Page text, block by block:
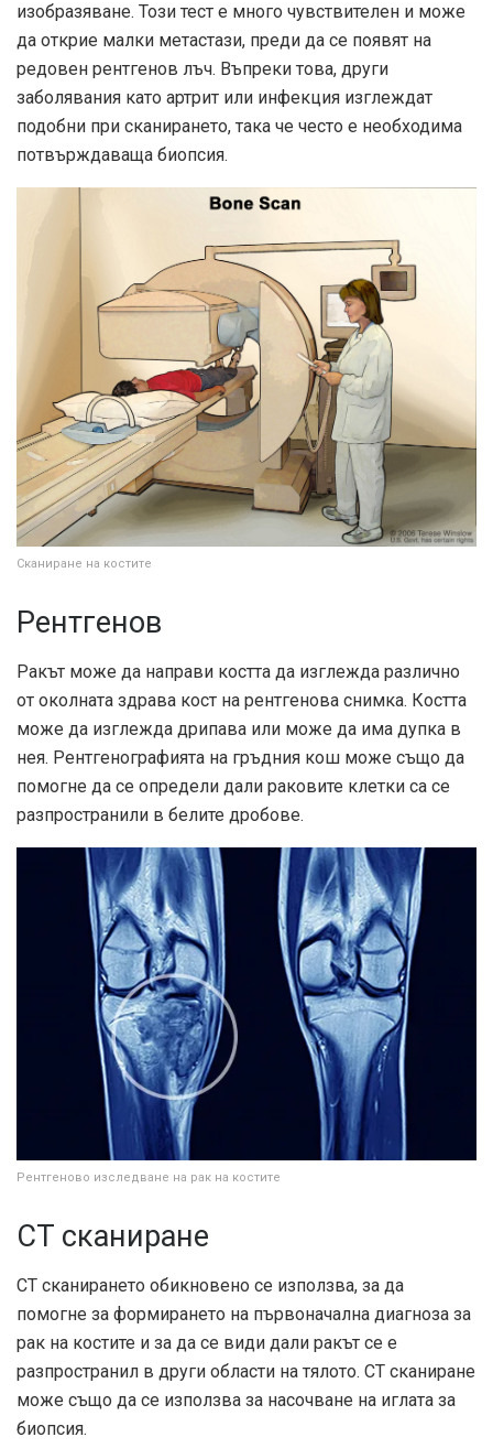
изобразяване. Този тест е много чувствителен и може
да открие малки метастази, преди да се появят на
редовен рентгенов лъч. Въпреки това, други
заболявания като артрит или инфекция изглеждат
подобни при сканирането, така че често е необходима
потвърждаваща биопсия.
Сканиране на костите
Рентгенов
Ракът може да направи костта да изглежда различно
от околната здрава кост на рентгенова снимка. Костта
може да изглежда дрипава или може да има дупка в
нея. Рентгенографията на гръдния кош може също да
помогне да се определи дали раковите клетки са се
разпространили в белите дробове.
Рентгеново изследване на рак на костите
CT сканиране
CT сканирането обикновено се използва, за да
помогне за формирането на първоначална диагноза за
рак на костите и за да се види дали ракът се е
разпространил в други области на тялото. CT сканиране
може също да се използва за насочване на иглата за
биопсия.